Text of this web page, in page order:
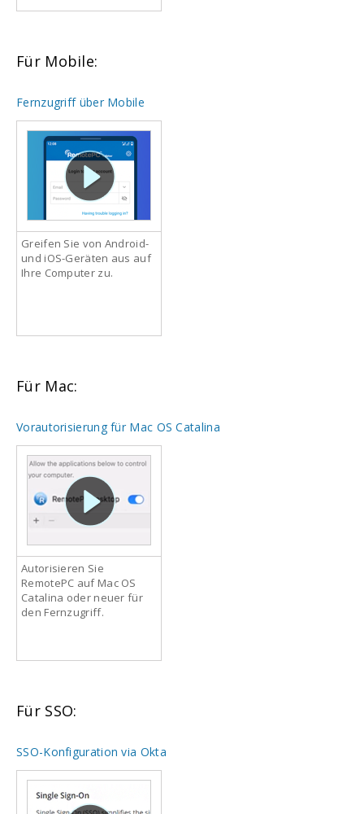
Für Mobile:
Fernzugriff über Mobile
Greifen Sie von Android-
und iOS-Geräten aus auf
Ihre Computer zu.
Für Mac:
Vorautorisierung für Mac OS Catalina
Autorisieren Sie
RemotePC auf Mac OS
Catalina oder neuer für
den Fernzugriff.
Für SSO:
SSO-Konfiguration via Okta